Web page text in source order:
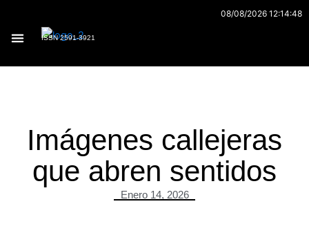
contenido
08/08/2026 12:14:48
ISSN 2591-3921
Imágenes callejeras
que abren sentidos
Enero 14, 2026